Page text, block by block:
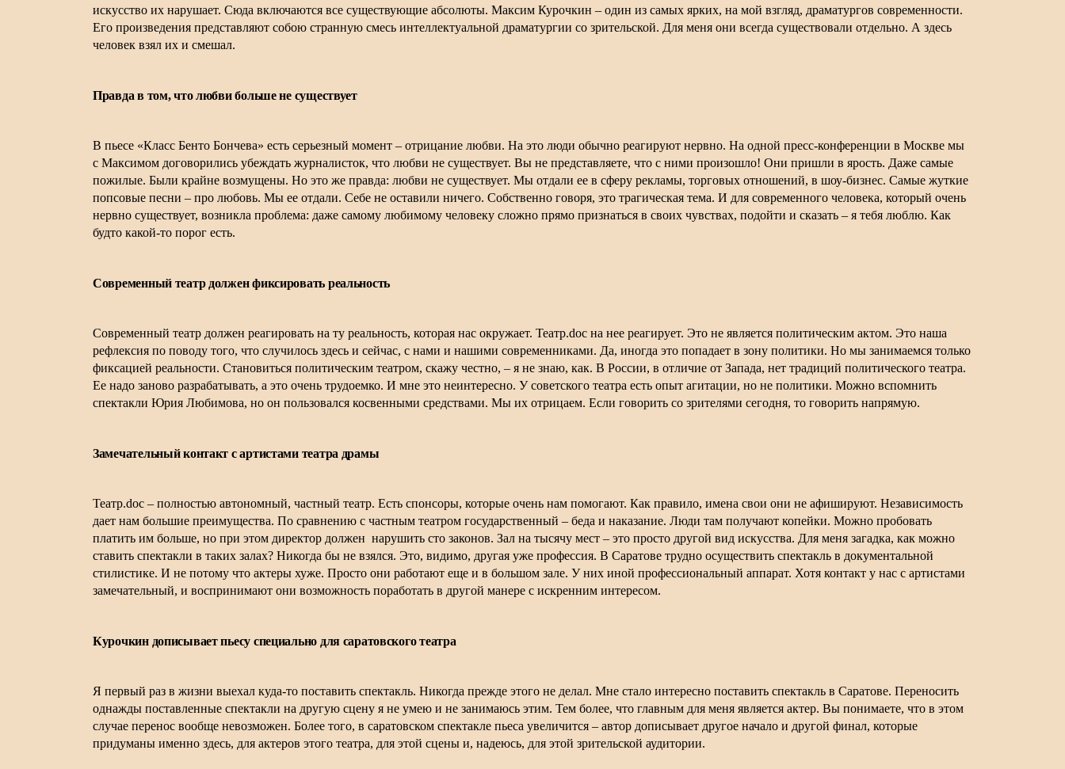
искусство их нарушает. Сюда включаются все существующие абсолюты. Максим Курочкин – один из самых ярких, на мой взгляд, драматургов современности.
Его произведения представляют собою странную смесь интеллектуальной драматургии со зрительской. Для меня они всегда существовали отдельно. А здесь
человек взял их и смешал.
Правда в том, что любви больше не существует
В пьесе «Класс Бенто Бончева» есть серьезный момент – отрицание любви. На это люди обычно реагируют нервно. На одной пресс-конференции в Москве мы
с Максимом договорились убеждать журналисток, что любви не существует. Вы не представляете, что с ними произошло! Они пришли в ярость. Даже самые
пожилые. Были крайне возмущены. Но это же правда: любви не существует. Мы отдали ее в сферу рекламы, торговых отношений, в шоу-бизнес. Самые жуткие
попсовые песни – про любовь. Мы ее отдали. Себе не оставили ничего. Собственно говоря, это трагическая тема. И для современного человека, который очень
нервно существует, возникла проблема: даже самому любимому человеку сложно прямо признаться в своих чувствах, подойти и сказать – я тебя люблю. Как
будто какой-то порог есть.
Современный театр должен фиксировать реальность
Современный театр должен реагировать на ту реальность, которая нас окружает. Театр.doc на нее реагирует. Это не является политическим актом. Это наша
рефлексия по поводу того, что случилось здесь и сейчас, с нами и нашими современниками. Да, иногда это попадает в зону политики. Но мы занимаемся только
фиксацией реальности. Становиться политическим театром, скажу честно, – я не знаю, как. В России, в отличие от Запада, нет традиций политического театра.
Ее надо заново разрабатывать, а это очень трудоемко. И мне это неинтересно. У советского театра есть опыт агитации, но не политики. Можно вспомнить
спектакли Юрия Любимова, но он пользовался косвенными средствами. Мы их отрицаем. Если говорить со зрителями сегодня, то говорить напрямую.
Замечательный контакт с артистами театра драмы
Театр.doc – полностью автономный, частный театр. Есть спонсоры, которые очень нам помогают. Как правило, имена свои они не афишируют. Независимость
дает нам большие преимущества. По сравнению с частным театром государственный – беда и наказание. Люди там получают копейки. Можно пробовать
платить им больше, но при этом директор должен нарушить сто законов. Зал на тысячу мест – это просто другой вид искусства. Для меня загадка, как можно
ставить спектакли в таких залах? Никогда бы не взялся. Это, видимо, другая уже профессия. В Саратове трудно осуществить спектакль в документальной
стилистике. И не потому что актеры хуже. Просто они работают еще и в большом зале. У них иной профессиональный аппарат. Хотя контакт у нас с артистами
замечательный, и воспринимают они возможность поработать в другой манере с искренним интересом.
Курочкин дописывает пьесу специально для саратовского театра
Я первый раз в жизни выехал куда-то поставить спектакль. Никогда прежде этого не делал. Мне стало интересно поставить спектакль в Саратове. Переносить
однажды поставленные спектакли на другую сцену я не умею и не занимаюсь этим. Тем более, что главным для меня является актер. Вы понимаете, что в этом
случае перенос вообще невозможен. Более того, в саратовском спектакле пьеса увеличится – автор дописывает другое начало и другой финал, которые
придуманы именно здесь, для актеров этого театра, для этой сцены и, надеюсь, для этой зрительской аудитории.